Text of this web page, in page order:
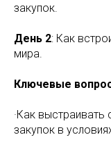
закупок.
День 2: Как
мира.
Ключевые
·Как выстраивать
закупок в